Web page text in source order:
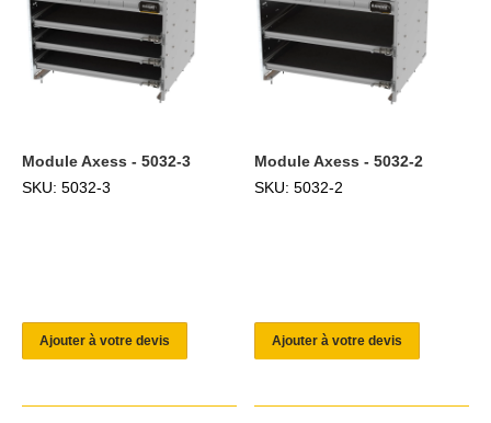
Module Axess - 5032-3
SKU: 5032-3
Ajouter à votre devis
Module Axess - 5032-2
SKU: 5032-2
Ajouter à votre devis